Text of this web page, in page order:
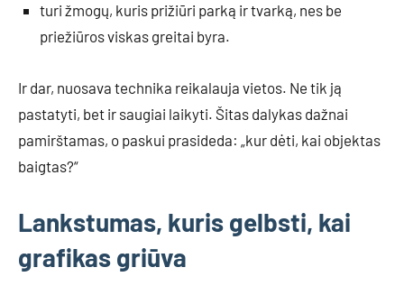
turi žmogų, kuris prižiūri parką ir tvarką, nes be
priežiūros viskas greitai byra.
Ir dar, nuosava technika reikalauja vietos. Ne tik ją
pastatyti, bet ir saugiai laikyti. Šitas dalykas dažnai
pamirštamas, o paskui prasideda: „kur dėti, kai objektas
baigtas?“
Lankstumas, kuris gelbsti, kai
grafikas griūva